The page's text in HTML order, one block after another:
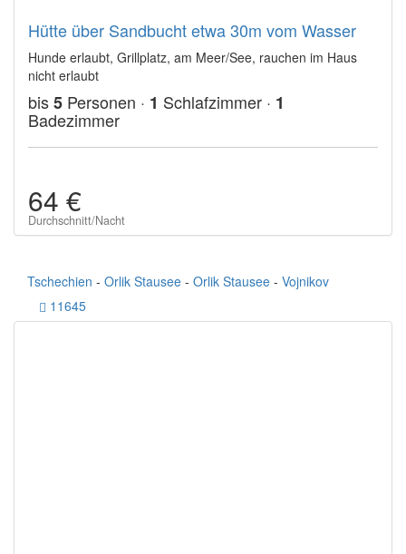
Hütte über Sandbucht etwa 30m vom Wasser
Hunde erlaubt, Grillplatz, am Meer/See, rauchen im Haus
nicht erlaubt
bis5 Personen · 1 Schlafzimmer · 1
Badezimmer
64 €
Durchschnitt/Nacht
Tschechien - Orlik Stausee - Orlik Stausee - Vojnikov
11645